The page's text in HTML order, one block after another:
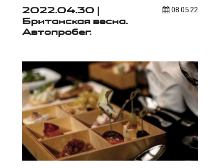
08.05.22
2022.04.30 |
Британская весна.
Автопробег.